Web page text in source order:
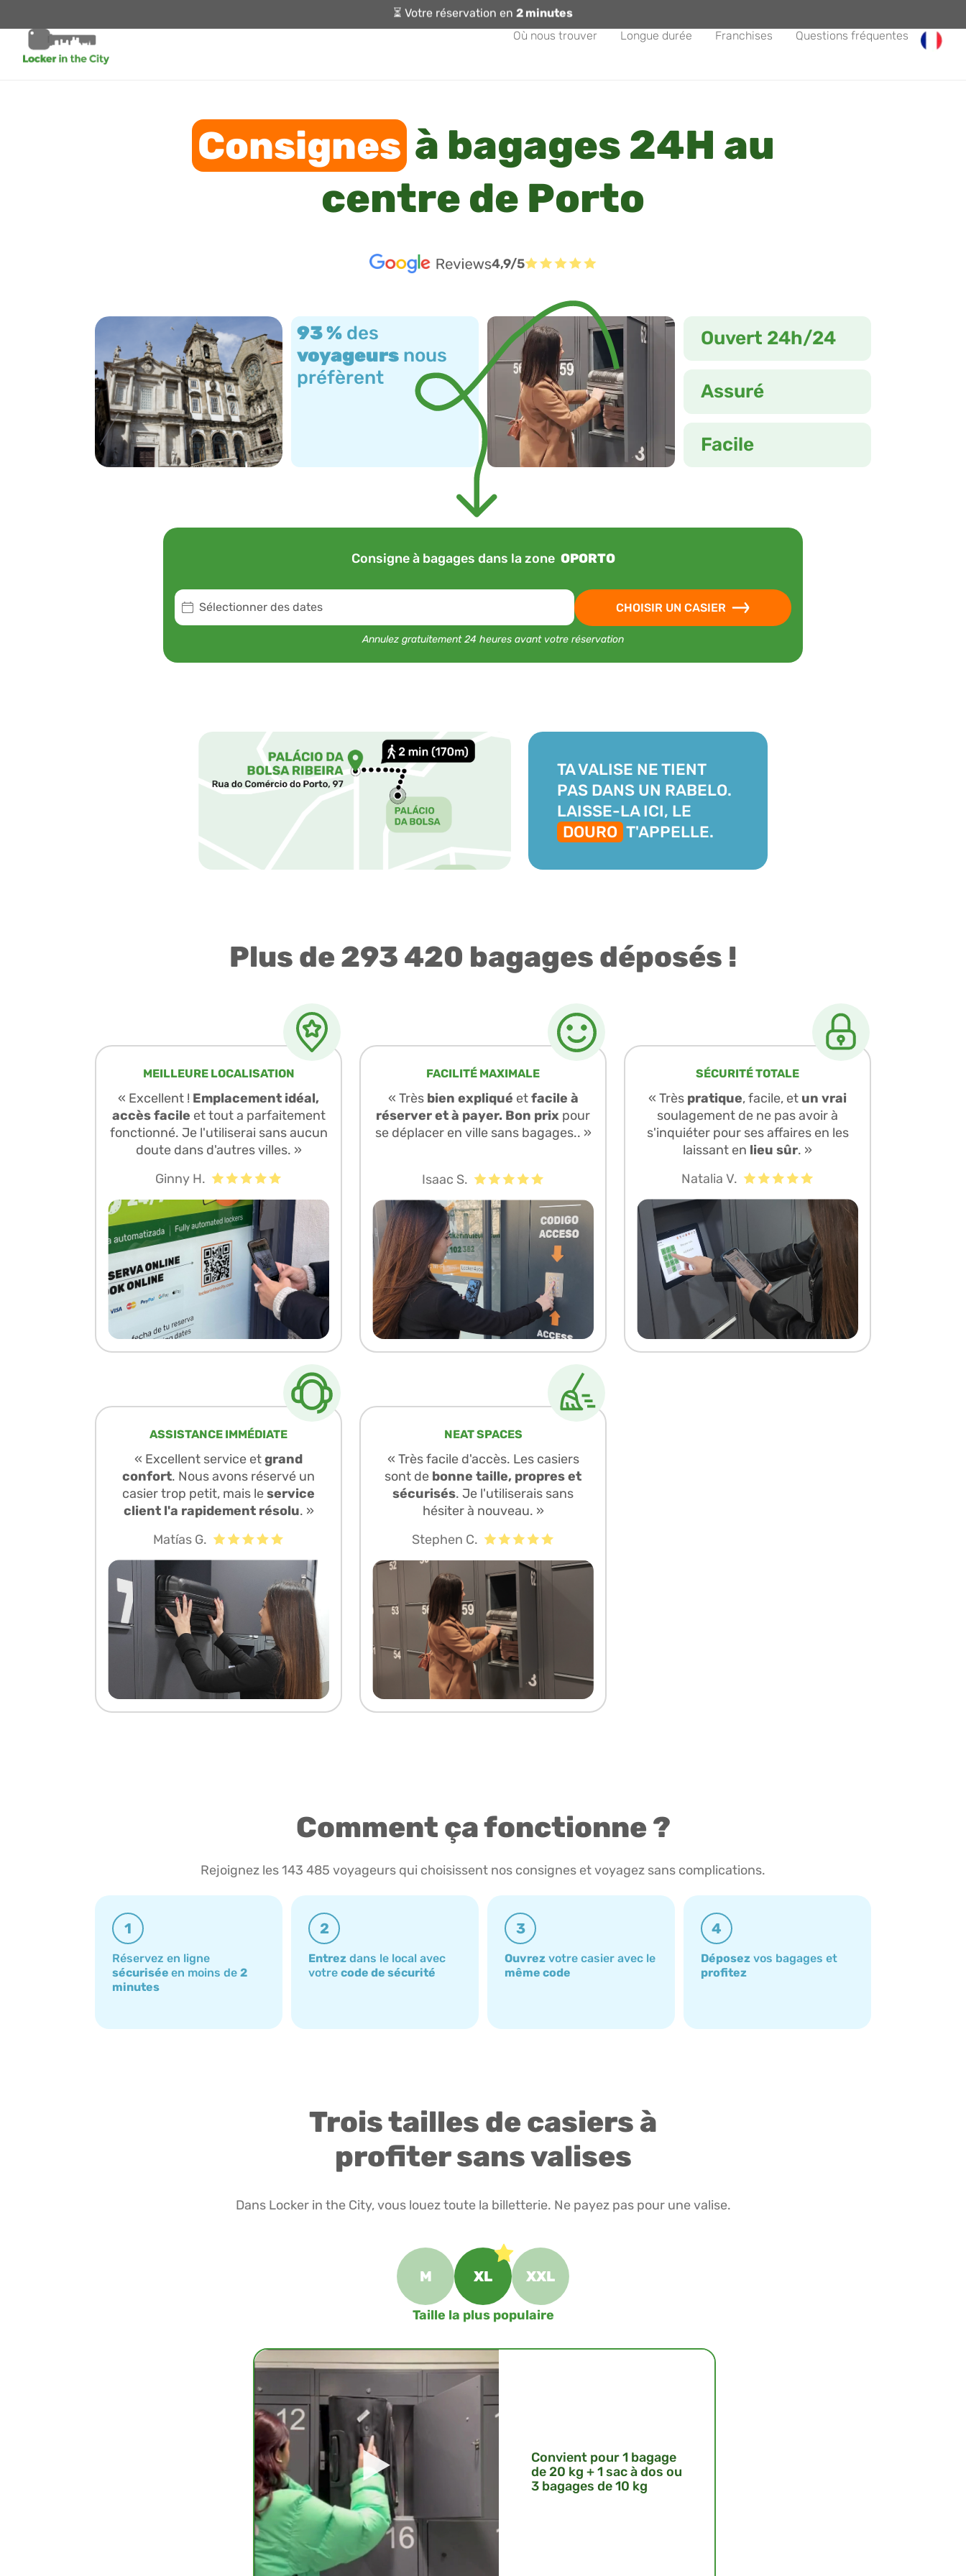
⏳ Votre réservation en 2 minutes
Où nous trouver
Longue durée Franchises Questions fréquentes
Consignesà bagages 24H au
centre de Porto
4,9/5
93 % des
voyageurs nous
préfèrent
Assuré
Facile
Ouvert 24h/24
Consigne à bagages dans la zone OPORTO
Sélectionner des dates CHOISIR UN CASIER
Annulez gratuitement 24 heures avant votre réservation
TA VALISE NE TIENT
PAS DANS UN RABELO.
LAISSE-LA ICI, LE
DOURO T'APPELLE.
Plus de 293 420 bagages déposés !
MEILLEURE LOCALISATION
« Excellent ! Emplacement idéal,
accès facile et tout a parfaitement
fonctionné. Je l'utiliserai sans aucun
doute dans d'autres villes. »
Ginny H.
FACILITÉ MAXIMALE
« Très bien expliqué etfacile à
réserver et à payer. Bon prix pour
se déplacer en ville sans bagages.. »
Isaac S.
SÉCURITÉ TOTALE
« Très pratique, facile, et un vrai
soulagement de ne pas avoir à
s'inquiéter pour ses affaires en les
laissant en lieu sûr. »
Natalia V.
ASSISTANCE IMMÉDIATE
« Excellent service etgrand
confort. Nous avons réservé un
casier trop petit, mais leservice
client l'a rapidement résolu. »
Matías G.
NEAT SPACES
« Très facile d'accès. Les casiers
sont de bonne taille, propres et
sécurisés. Je l'utiliserais sans
hésiter à nouveau. »
Stephen C.
Comment ça fonctionne ?
Rejoignez les 143 485 voyageurs qui choisissent nos consignes et voyagez sans complications.
1
Réservez en ligne
sécurisée en moins de 2
minutes
2
Entrez dans le local avec
votre code de sécurité
3
Ouvrez votre casier avec le
même code
4
Déposez vos bagages et
profitez
Trois tailles de casiers à
profiter sans valises
Dans Locker in the City, vous louez toute la billetterie. Ne payez pas pour une valise.
M XL XXL
Taille la plus populaire
Convient pour 1 bagage
de 20 kg + 1 sac à dos ou
3 bagages de 10 kg